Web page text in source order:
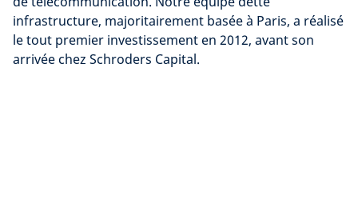
infrastructure, majoritairement basée à Paris, a réalisé
le tout premier investissement en 2012, avant son
arrivée chez Schroders Capital.